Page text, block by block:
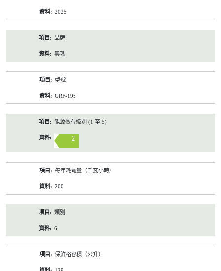
2025
品牌
奧瑪
型號
GRF-195
能源效益級別 (1 至 5)
2
每年耗電量（千瓦小時）
200
類別
6
保鮮格容積（公升）